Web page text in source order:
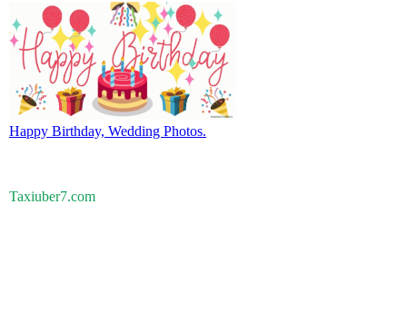
Happy Birthday, Wedding Photos.
Taxiuber7.com